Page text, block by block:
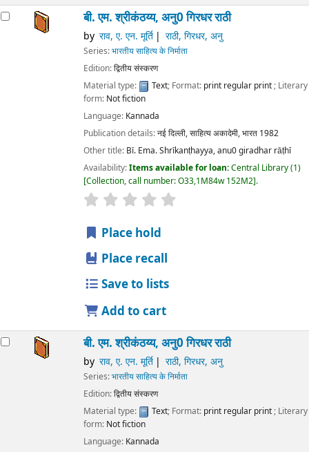
बी. एम. श्रीकंठय्य, अनु0 गिरधर राठी
by राव, ए. एन. मूर्ति राठी, गिरधर, अनु
Series:भारतीय साहित्य के निर्माता
Edition:द्वितीय संस्करण
Material type:
Text; Format: print regular print; Literary
form: Not fiction
Language: Kannada
Publication details:नई दिल्ली,साहित्य अकादेमी, भारत 1982
Other title: Bī. Ema. Shrīkanṭhayya, anu0 giradhar rāṭhī
Availability:Items available for loan:Central Library(1)
Collection, call number:O33,1M84w 152M2 .
star rating
Place hold
Place recall
Save to lists
Add to cart
बी. एम. श्रीकंठय्य, अनु0 गिरधर राठी
by राव, ए. एन. मूर्ति राठी, गिरधर, अनु
Series:भारतीय साहित्य के निर्माता
Edition:द्वितीय संस्करण
Material type:
Text; Format: print regular print; Literary
form: Not fiction
Language: Kannada